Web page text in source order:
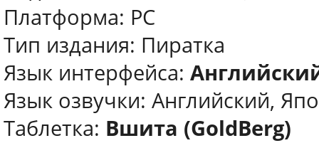
Платформа: PC
Тип издания: Пиратка
Язык интерфейса:
Язык озвучки: Английский,
Таблетка: Вшита (GoldBerg)